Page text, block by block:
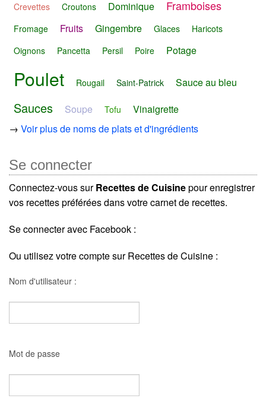
Crevettes Croutons Dominique Framboises
Fromage Fruits Gingembre Glaces
Haricots
Oignons
Pancetta Persil Poire Potage
Poulet Rougail Saint-Patrick Sauce au bleu
Sauces Soupe Tofu
Vinaigrette
→ Voir plus de noms de plats et d'ingrédients
Se connecter
Connectez-vous surRecettes de Cuisinepour enregistrer
vos recettes préférées dans votre carnet de recettes.
Se connecter avec Facebook :
Ou utilisez votre compte sur Recettes de Cuisine :
Nom d'utilisateur :
Mot de passe